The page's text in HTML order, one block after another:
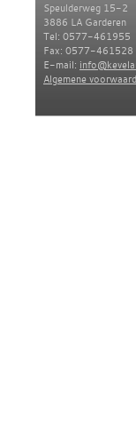
Speulderweg 15-2
3886 LA Garderen
Tel: 0577-461955
Fax: 0577-461528
E-mail:
Algemene